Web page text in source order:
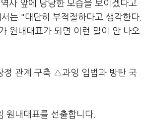
사 앞에 당당한 모습을 보이겠다고
는 "대단히 부적절하다고 생각한다.
원내대표가 되면 이런 말이 안 나오
관계 구축 △과잉 입법과 방탄 국
원내대표를 선출합니다.